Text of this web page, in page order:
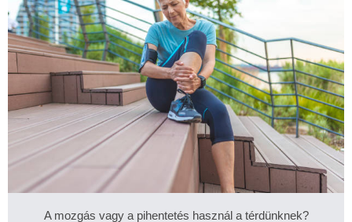
A mozgás vagy a pihentetés használ a térdünknek?